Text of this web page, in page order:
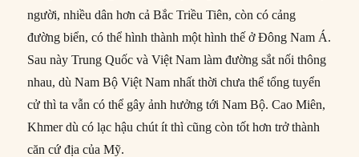
người, nhiều dân hơn cả Bắc Triều Tiên, còn có cảng
đường biển, có thể hình thành một hình thế ở Đông Nam Á.
Sau này Trung Quốc và Việt Nam làm đường sắt nối thông
nhau, dù Nam Bộ Việt Nam nhất thời chưa thể tổng tuyển
cử thì ta vẫn có thể gây ảnh hưởng tới Nam Bộ. Cao Miên,
Khmer dù có lạc hậu chút ít thì cũng còn tốt hơn trở thành
căn cứ địa của Mỹ.